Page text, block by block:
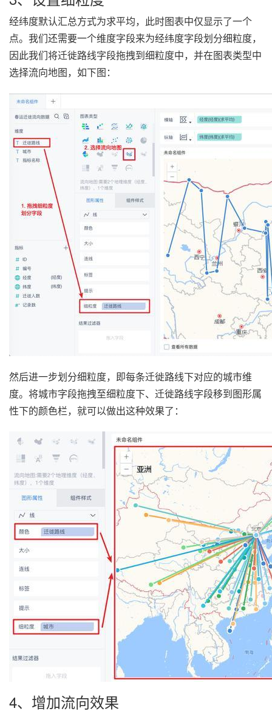
经纬度默认汇总方式为求平均，此时图表中仅显示了一个
点。我们还需要一个维度字段来为经纬度字段划分细粒度，
因此我们将迁徙路线字段拖拽到细粒度中，并在图表类型中
选择流向地图，如下图：
然后进一步划分细粒度，即每条迁徙路线下对应的城市维
度。将城市字段拖拽至细粒度下、迁徙路线字段移到图形属
性下的颜色栏，就可以做出这种效果了：
4、增加流向效果